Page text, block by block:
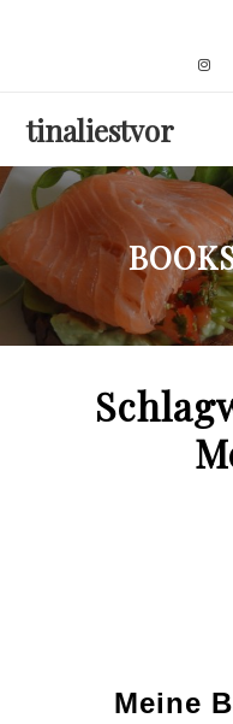
tinaliestvor
Meine